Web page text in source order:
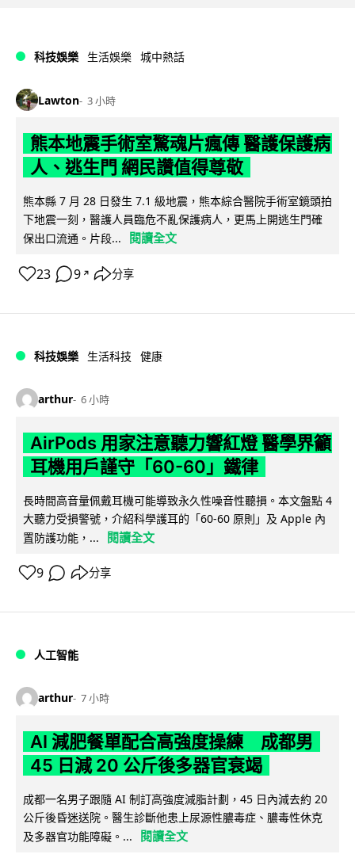
科技娛樂 生活娛樂 城中熱話
Lawton 3 小時
熊本地震手術室驚魂片瘋傳 醫護保護病
人、逃生門 網民讚值得尊敬
熊本縣 7 月 28 日發生 7.1 級地震，熊本綜合醫院手術室鏡頭拍
下地震一刻，醫護人員臨危不亂保護病人，更馬上開逃生門確
保出口流通。片段...
閱讀全文
23 9 ↗ 分享
科技娛樂 生活科技 健康
arthur 6 小時
AirPods 用家注意聽力響紅燈 醫學界籲
耳機用戶謹守「60-60」鐵律
長時間高音量佩戴耳機可能導致永久性噪音性聽損。本文盤點 4
大聽力受損警號，介紹科學護耳的「60-60 原則」及 Apple 內
置防護功能，...
閱讀全文
9 分享
人工智能
arthur 7 小時
AI 減肥餐單配合高強度操練 成都男
45 日減 20 公斤後多器官衰竭
成都一名男子跟隨 AI 制訂高強度減脂計劃，45 日內減去約 20
公斤後昏迷送院。醫生診斷他患上尿源性膿毒症、膿毒性休克
及多器官功能障礙。...
閱讀全文